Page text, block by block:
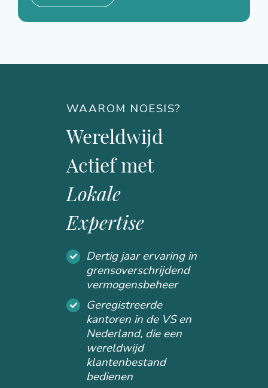
WAAROM NOESIS?
Wereldwijd
Actief met
Lokale
Expertise
Dertig jaar ervaring in
grensoverschrijdend
vermogensbeheer
Geregistreerde
kantoren in de VS en
Nederland, die een
wereldwijd
klantenbestand
bedienen